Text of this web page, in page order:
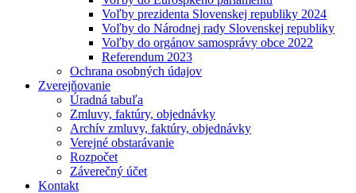
Voľby prezidenta Slovenskej republiky 2024
Voľby do Národnej rady Slovenskej republiky
Voľby do orgánov samosprávy obce 2022
Referendum 2023
Ochrana osobných údajov
Zverejňovanie
Úradná tabuľa
Zmluvy, faktúry, objednávky
Archív zmluvy, faktúry, objednávky
Verejné obstarávanie
Rozpočet
Záverečný účet
Kontakt